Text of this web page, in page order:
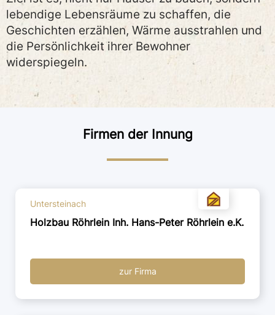
lebendige Lebensräume zu schaffen, die
Geschichten erzählen, Wärme ausstrahlen und
die Persönlichkeit ihrer Bewohner
widerspiegeln.
Firmen der Innung
Untersteinach
Holzbau Röhrlein Inh. Hans-Peter Röhrlein e.K.
zur Firma